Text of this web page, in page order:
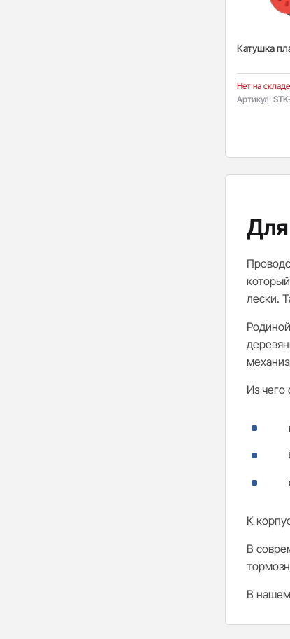
Катушка
Нет на складе
Артикул:
лески.
Из чего
К
В
В нашем